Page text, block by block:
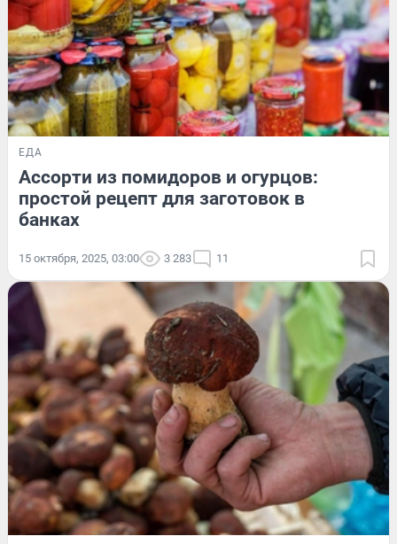
ЕДА
Ассорти из помидоров и огурцов:
простой рецепт для заготовок в
банках
15 октября, 2025, 03:00 3 283 11